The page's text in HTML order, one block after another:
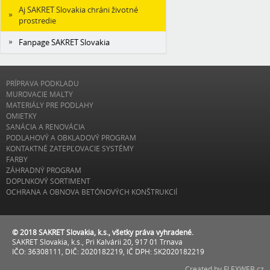
Aj SAKRET Slovakia chráni životné
prostredie
Fanpage SAKRET Slovakia
PRÍPRAVA PODKLADU
MUROVACIE MALTY
MATERIÁLY PRE PODLAHY
OMIETKY
SANÁCIA A RENOVÁCIA
PODLAHOVÝ A OBKLADOVÝ PROGRAM
KONTAKTNÉ ZATEPĽOVACIE SYSTÉMY
FARBY
ZÁHRADNÝ PROGRAM
DOPLNKOVÝ SORTIMENT
OCHRANA A OBNOVA BETÓNOVÝCH KONŠTRUKCIÍ
© 2018 SAKRET Slovakia, k.s., všetky práva vyhradené.
SAKRET Slovakia, k.s., Pri Kalvárii 20, 917 01 Trnava
IČO: 36308111, DIČ: 2020182219, IČ DPH: SK2020182219